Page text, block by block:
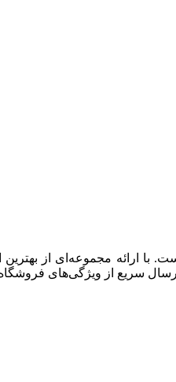
با ارائه مجموعه‌ای از
سریع از ویژگی‌های